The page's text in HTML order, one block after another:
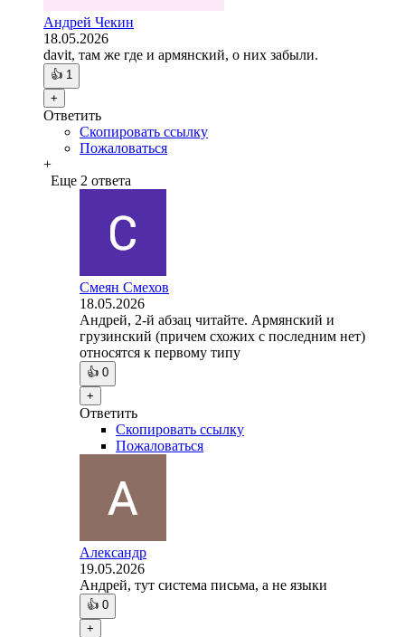
Андрей Чекин
18.05.2026
davit, там же где и армянский, о них забыли.
👍 1
+
Ответить
Скопировать ссылку
Пожаловаться
+
Еще 2 ответа
Смеян Смехов
18.05.2026
Андрей, 2-й абзац читайте. Армянский и
грузинский (причем схожих с последним нет)
относятся к первому типу
👍 0
+
Ответить
Скопировать ссылку
Пожаловаться
Александр
19.05.2026
Андрей, тут система письма, а не языки
👍 0
+